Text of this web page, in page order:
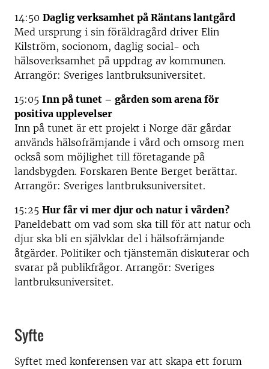
14:50 Daglig verksamhet på Räntans lantgård
Med ursprung i sin föräldragård driver Elin
Kilström, socionom, daglig social- och
hälsoverksamhet på uppdrag av kommunen.
Arrangör: Sveriges lantbruksuniversitet.
15:05 Inn på tunet – gården som arena för
positiva upplevelser
Inn på tunet är ett projekt i Norge där gårdar
används hälsofrämjande i vård och omsorg men
också som möjlighet till företagande på
landsbygden. Forskaren Bente Berget berättar.
Arrangör: Sveriges lantbruksuniversitet.
15:25 Hur får vi mer djur och natur i vården?
Paneldebatt om vad som ska till för att natur och
djur ska bli en självklar del i hälsofrämjande
åtgärder. Politiker och tjänstemän diskuterar och
svarar på publikfrågor. Arrangör: Sveriges
lantbruksuniversitet.
Syfte
Syftet med konferensen var att skapa ett forum